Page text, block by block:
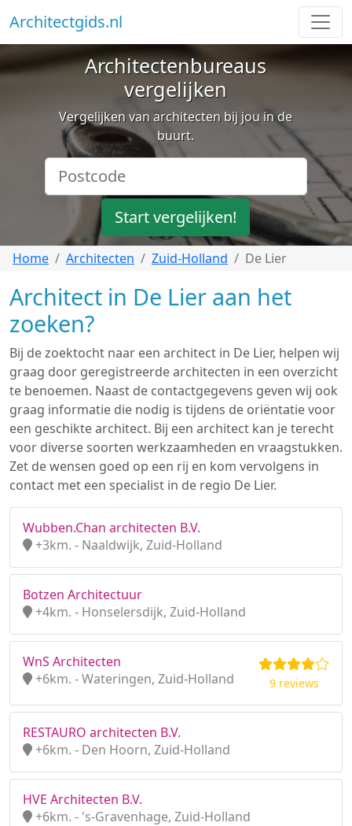
Architectgids.nl
Architectenbureaus
vergelijken
Vergelijken van architecten bij jou in de
buurt.
Start vergelijken!
Home Architecten Zuid-Holland De Lier
Architect in De Lier aan het
zoeken?
Bij de zoektocht naar een architect in De Lier, helpen wij
graag door geregistreerde architecten in een overzicht
te benoemen. Naast de contactgegevens geven wij ook
graag informatie die nodig is tijdens de oriëntatie voor
een geschikte architect. Bij een architect kan je terecht
voor diverse soorten werkzaamheden en vraagstukken.
Zet de wensen goed op een rij en kom vervolgens in
contact met een specialist in de regio De Lier.
Wubben.Chan architecten B.V.
+3km. - Naaldwijk, Zuid-Holland
Botzen Architectuur
+4km. - Honselersdijk, Zuid-Holland
WnS Architecten
+6km. - Wateringen, Zuid-Holland
9 reviews
RESTAURO architecten B.V.
+6km. - Den Hoorn, Zuid-Holland
HVE Architecten B.V.
+6km. - 's-Gravenhage, Zuid-Holland